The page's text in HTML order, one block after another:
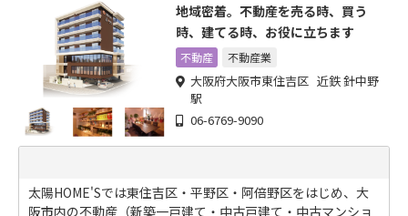
地域密着。不動産を売る時、買う
時、建てる時、お役に立ちます
不動産 不動産業
大阪府大阪市東住吉区 近鉄 針中野
駅
06-6769-9090
太陽HOME'Sでは東住吉区・平野区・阿倍野区をはじめ、大
阪市内の不動産（新築一戸建て・中古戸建て・中古マンショ